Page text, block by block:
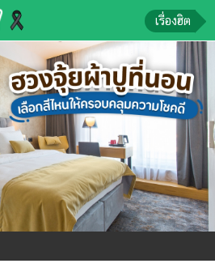
เรื่องฮิต